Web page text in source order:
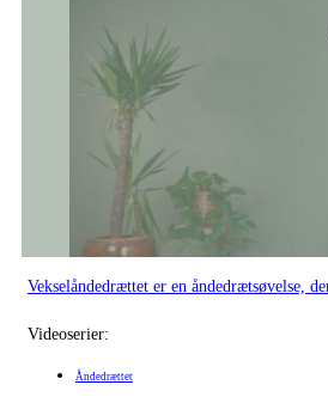
Vekselåndedrættet er en åndedrætsøvelse,
Videoserier:
Åndedrættet